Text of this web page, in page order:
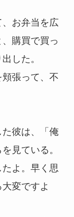
お弁当を広
購買で買っ
した。
張って、不
彼は、「俺
見ている。
たよ。早く思
変ですよ